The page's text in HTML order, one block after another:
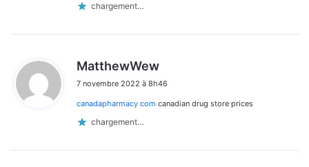
chargement…
MatthewWew
t
7 novembre 2022 à 8h46
canadapharmacy com canadian drug store prices
chargement…